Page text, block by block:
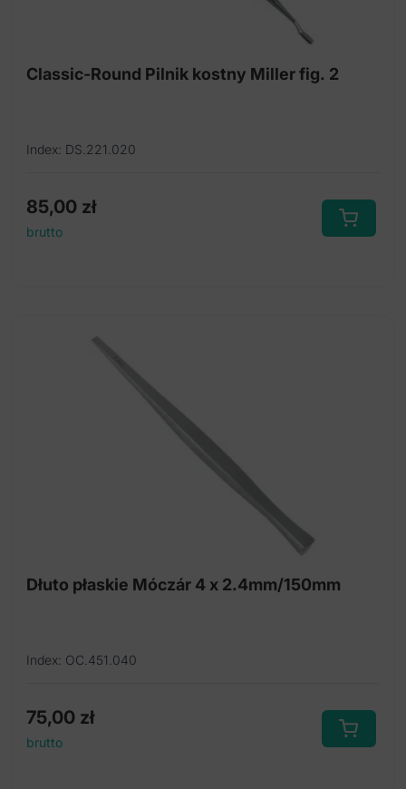
Dłuta płaskie i żłobowe oraz Osteotomy
Classic-Round Pilnik kostny Miller fig. 2
Index: DS.221.020
85,00 zł
brutto
Dłuto płaskie Móczár 4 x 2.4mm/150mm
Index: OC.451.040
75,00 zł
brutto